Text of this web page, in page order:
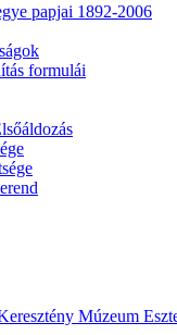
papjai 1892-2006
formulái
Múzeum